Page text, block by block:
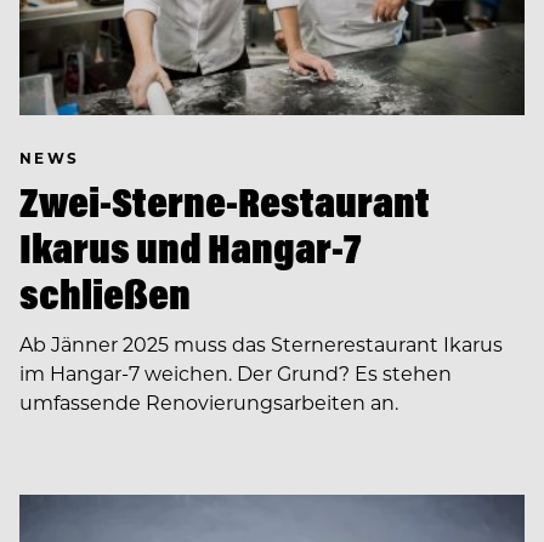
NEWS
Zwei-Sterne-Restaurant
Ikarus und Hangar-7
schließen
Ab Jänner 2025 muss das Sternerestaurant Ikarus
im Hangar-7 weichen. Der Grund? Es stehen
umfassende Renovierungsarbeiten an.